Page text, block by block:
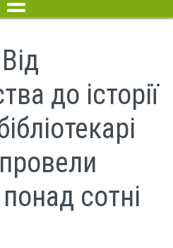
до історії
сотні